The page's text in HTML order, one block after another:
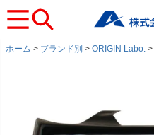
ホーム ブランド別 ORIGIN Labo.